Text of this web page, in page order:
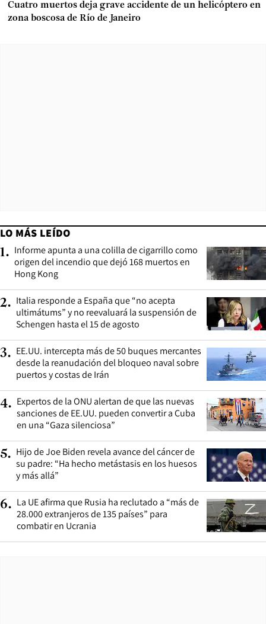
Cuatro muertos deja grave accidente de un helicóptero en
zona boscosa de Río de Janeiro
LO MÁS LEÍDO
1. Informe apunta a una colilla de cigarrillo como
origen del incendio que dejó 168 muertos en
Hong Kong
2. Italia responde a España que “no acepta
ultimátums” y no reevaluará la suspensión de
Schengen hasta el 15 de agosto
3. EE.UU. intercepta más de 50 buques mercantes
desde la reanudación del bloqueo naval sobre
puertos y costas de Irán
4. Expertos de la ONU alertan de que las nuevas
sanciones de EE.UU. pueden convertir a Cuba
en una “Gaza silenciosa”
5. Hijo de Joe Biden revela avance del cáncer de
su padre: “Ha hecho metástasis en los huesos
y más allá”
6. La UE afirma que Rusia ha reclutado a “más de
28.000 extranjeros de 135 países” para
combatir en Ucrania